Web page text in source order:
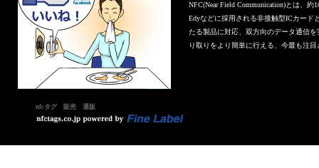
NFC(Near Field Communication)とは、
Edyなどに採用される非接触型ICカード
たる製品に対応、双方向のデータ通信
り取りをより簡単に行える、今最も注
nfcタグ 販売 通販